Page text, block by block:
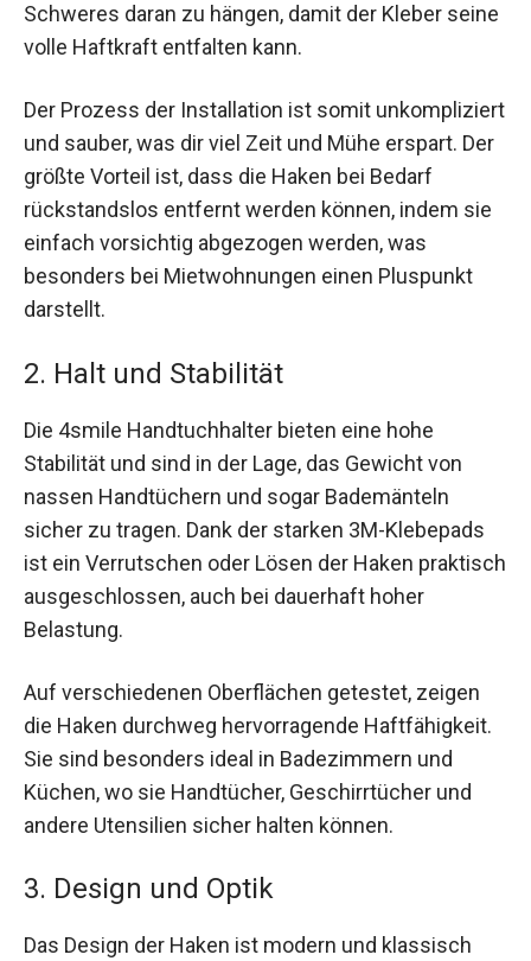
Schweres daran zu hängen, damit der Kleber seine
volle Haftkraft entfalten kann.
Der Prozess der Installation ist somit unkompliziert
und sauber, was dir viel Zeit und Mühe erspart. Der
größte Vorteil ist, dass die Haken bei Bedarf
rückstandslos entfernt werden können, indem sie
einfach vorsichtig abgezogen werden, was
besonders bei Mietwohnungen einen Pluspunkt
darstellt.
2. Halt und Stabilität
Die 4smile Handtuchhalter bieten eine hohe
Stabilität und sind in der Lage, das Gewicht von
nassen Handtüchern und sogar Bademänteln
sicher zu tragen. Dank der starken 3M-Klebepads
ist ein Verrutschen oder Lösen der Haken praktisch
ausgeschlossen, auch bei dauerhaft hoher
Belastung.
Auf verschiedenen Oberflächen getestet, zeigen
die Haken durchweg hervorragende Haftfähigkeit.
Sie sind besonders ideal in Badezimmern und
Küchen, wo sie Handtücher, Geschirrtücher und
andere Utensilien sicher halten können.
3. Design und Optik
Das Design der Haken ist modern und klassisch